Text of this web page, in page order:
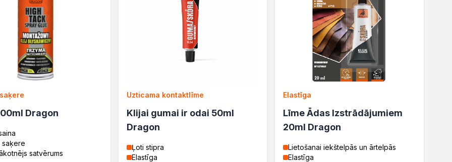
Dragon
saķere
satvērums
Uzticama kontaktlīme
Klijai gumai ir odai 50ml
Dragon
Ļoti stipra
Elastīga
Elastīga
Līme Ādas Izstrādājumiem
20ml Dragon
Lietošanai iekštelpās un ārtelpās
Elastīga